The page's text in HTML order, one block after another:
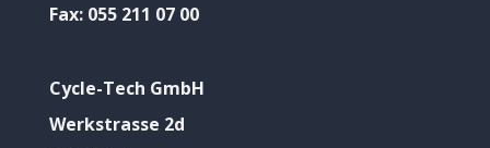
Fax: 055 211 07 00
Cycle-Tech GmbH
Werkstrasse 2d